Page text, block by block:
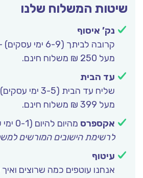
שיטות המשלוח שלנו
נק’ איסוף
מעל 250 ₪ משלוח חינם.
עד הבית
מעל 399 ₪ משלוח חינם.
אקספרס מהיום להיום (0-1 ימי עסקים) – 37 ₪.
לרשימת הישובים המורשים
עיטוף
אנחנו עוטפים כמה שרוצים